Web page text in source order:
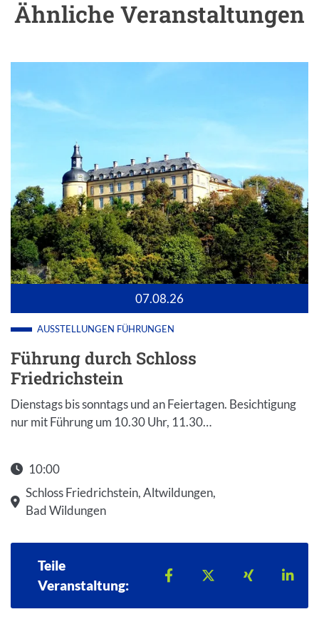
Ähnliche Veranstaltungen
07.08.26
AUSSTELLUNGEN FÜHRUNGEN
Führung durch Schloss
Friedrichstein
Dienstags bis sonntags und an Feiertagen. Besichtigung
nur mit Führung um 10.30 Uhr, 11.30…
10:00
Schloss Friedrichstein, Altwildungen,
Bad Wildungen
Teile
Veranstaltung:
Teilen auf Facebook
Teilen auf X
Teilen auf